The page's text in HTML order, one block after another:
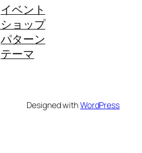
イベント
ショップ
パターン
テーマ
Designed withWordPress